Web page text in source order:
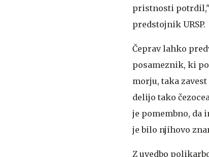
pristnosti
predstojnik URSP.
Čeprav lahko
posameznik, ki
morju, taka
delijo tako
je pomembno, da
je bilo njihovo
Z uvedbo